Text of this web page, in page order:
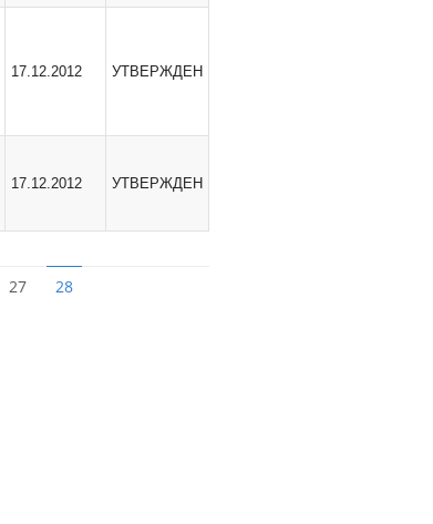
17.12.2012 УТВЕРЖДЕН
17.12.2012 УТВЕРЖДЕН
27 28